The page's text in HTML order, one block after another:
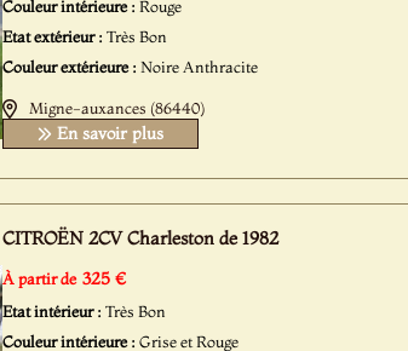
Couleur intérieure : Rouge
Etat extérieur : Très Bon
Couleur extérieure : Noire Anthracite
Migne-auxances (86440)
En savoir plus
CITROËN 2CV Charleston de 1982
À partir de 325 €
Etat intérieur : Très Bon
Couleur intérieure : Grise et Rouge